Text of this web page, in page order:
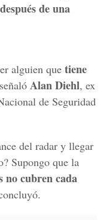
de una
alguien que tiene
Alan Diehl, ex
de Seguridad
del radar y llegar
Supongo que la
no cubren cada